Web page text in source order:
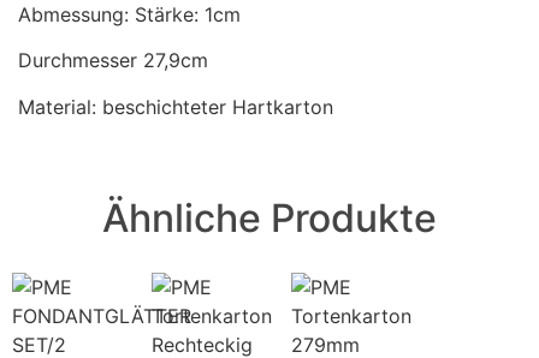
Abmessung: Stärke: 1cm
Durchmesser 27,9cm
Material: beschichteter Hartkarton
Ähnliche Produkte